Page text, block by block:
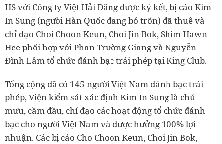
HS với Công ty Việt Hải Đăng được ký kết, bị cáo Kim
In Sung (người Hàn Quốc đang bỏ trốn) đã thuê và
chỉ đạo Choi Choon Keun, Choi Jin Bok, Shim Hawn
Hee phối hợp với Phan Trường Giang và Nguyễn
Đình Lâm tổ chức đánh bạc trái phép tại King Club.
Tổng cộng đã có 145 người Việt Nam đánh bạc trái
phép, Viện kiểm sát xác định Kim In Sung là chủ
mưu, cầm đầu, chỉ đạo các hoạt động tổ chức đánh
bạc cho người Việt Nam và được hưởng 100% lợi
nhuận. Các bị cáo Cho Choon Keun, Choi Jin Bok,